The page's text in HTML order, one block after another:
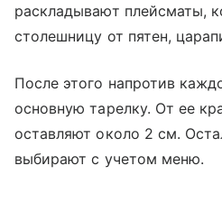
раскладывают плейсматы,
столешницу от пятен,
После этого напротив
основную тарелку. От ее
оставляют около 2 см.
выбирают с учетом меню.